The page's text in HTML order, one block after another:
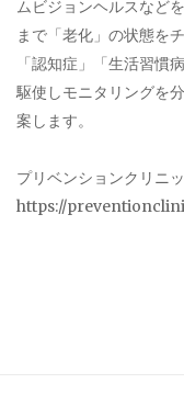
ムビジョンヘルスなど
まで「老化」の状態を
「認知症」「生活習慣
駆使しモニタリングを
案します。
プリベンションクリニ
https://